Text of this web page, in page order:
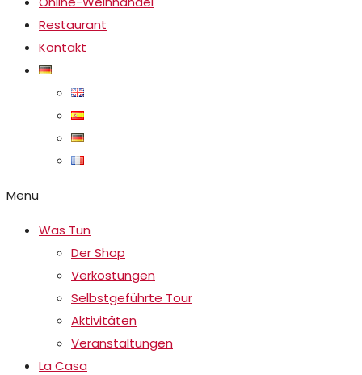
Restaurant
Kontakt
Menu
Was Tun
Der Shop
Verkostungen
Selbstgeführte Tour
Aktivitäten
Veranstaltungen
La Casa